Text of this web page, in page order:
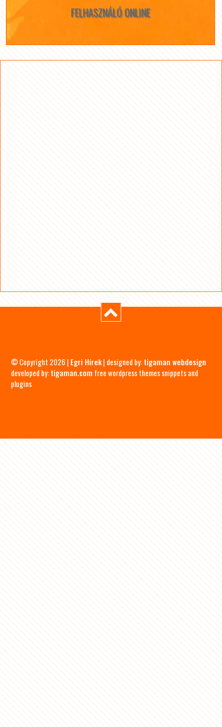
FELHASZNÁLÓ ONLINE
© Copyright 2026 | Egri Hírek| designed by:tigaman webdesign
developed by:tigaman.com free wordpress themes snippets and
plugins